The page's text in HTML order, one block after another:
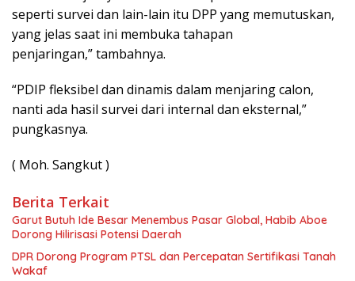
seperti survei dan lain-lain itu DPP yang memutuskan,
yang jelas saat ini membuka tahapan
penjaringan,” tambahnya.
“PDIP fleksibel dan dinamis dalam menjaring calon,
nanti ada hasil survei dari internal dan eksternal,”
pungkasnya.
( Moh. Sangkut )
Berita Terkait
Garut Butuh Ide Besar Menembus Pasar Global, Habib Aboe
Dorong Hilirisasi Potensi Daerah
DPR Dorong Program PTSL dan Percepatan Sertifikasi Tanah
Wakaf